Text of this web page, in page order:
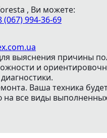
, Ви можете:
(067) 994-36-69
выяснения причины
и
Ваша техника
все виды